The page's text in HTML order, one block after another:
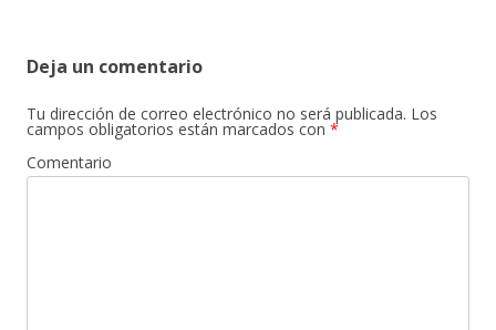
Deja un comentario
Tu dirección de correo electrónico no será publicada. Los
campos obligatorios están marcados con *
Comentario